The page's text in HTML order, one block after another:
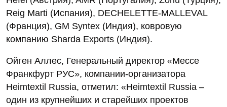
Reig Marti (Испания), DECHELETTE-MALLEVAL
(Франция), GM Syntex (Индия), ковровую
компанию Sharda Exports (Индия).
Ойген Аллес, Генеральный директор «Мессе
Франкфурт РУС», компании-организатора
Heimtextil Russia, отметил: «Heimtextil Russia –
один из крупнейших и старейших проектов